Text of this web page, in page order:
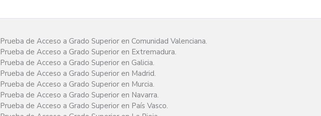
Prueba de Acceso a Grado Superior en Comunidad Valenciana.
Prueba de Acceso a Grado Superior en Extremadura.
Prueba de Acceso a Grado Superior en Galicia.
Prueba de Acceso a Grado Superior en Madrid.
Prueba de Acceso a Grado Superior en Murcia.
Prueba de Acceso a Grado Superior en Navarra.
Prueba de Acceso a Grado Superior en País Vasco.